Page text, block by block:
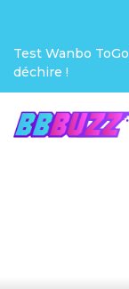
Test Wanbo
déchire !